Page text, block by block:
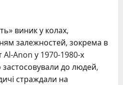
виник у колах,
залежностей, зокрема в
Al-Anon у 1970-1980-х
до людей,
страждали на